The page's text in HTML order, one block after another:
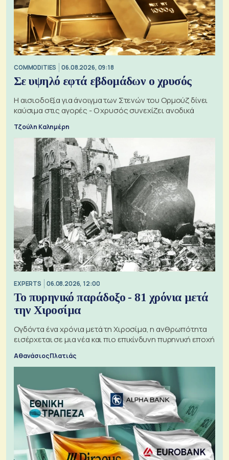
COMMODITIES 06.08.2026, 09:18
Σε υψηλό εφτά εβδομάδων ο χρυσός
Η αισιοδοξία για άνοιγμα των Στενών του Ορμούζ δίνει
καύσιμα στις αγορές - Ο χρυσός συνεχίζει ανοδικά
Τζούλη Καλημέρη
EXPERTS 06.08.2026, 12:00
Το πυρηνικό παράδοξο - 81 χρόνια μετά
την Χιροσίμα
Ογδόντα ένα χρόνια μετά τη Χιροσίμα, η ανθρωπότητα
εισέρχεται σε μια νέα και πιο επικίνδυνη πυρηνική εποχή
Αθανάσιος Πλατιάς